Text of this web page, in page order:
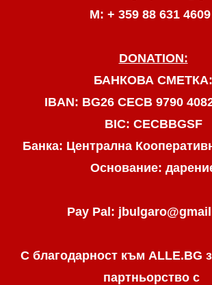
М: + 359 88 631 4609
DONATION:
БАНКОВА СМЕТКА:
IBAN: BG26 CECB 9790
BIC: CECBBGSF
Банка: Централна
Основание:
Pay Pal:
С благодарност към ALLE.BG
партньорство с